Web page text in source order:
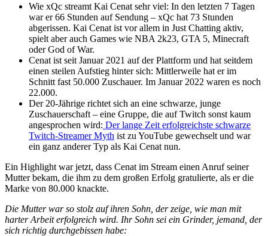
Wie xQc streamt Kai Cenat sehr viel: In den letzten 7 Tagen
war er 66 Stunden auf Sendung – xQc hat 73 Stunden
abgerissen. Kai Cenat ist vor allem in Just Chatting aktiv,
spielt aber auch Games wie NBA 2k23, GTA 5, Minecraft
oder God of War.
Cenat ist seit Januar 2021 auf der Plattform und hat seitdem
einen steilen Aufstieg hinter sich: Mittlerweile hat er im
Schnitt fast 50.000 Zuschauer. Im Januar 2022 waren es noch
22.000.
Der 20-Jährige richtet sich an eine schwarze, junge
Zuschauerschaft – eine Gruppe, die auf Twitch sonst kaum
angesprochen wird: Der lange Zeit erfolgreichste schwarze
Twitch-Streamer Myth ist zu YouTube gewechselt und war
ein ganz anderer Typ als Kai Cenat nun.
Ein Highlight war jetzt, dass Cenat im Stream einen Anruf seiner
Mutter bekam, die ihm zu dem großen Erfolg gratulierte, als er die
Marke von 80.000 knackte.
Die Mutter war so stolz auf ihren Sohn, der zeige, wie man mit
harter Arbeit erfolgreich wird. Ihr Sohn sei ein Grinder, jemand, der
sich richtig durchgebissen habe: